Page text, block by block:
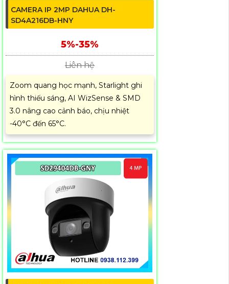
CAMERA IP 2MP DAHUA DH-
SD4A216DB-HNY
5%-35%
Liên hệ
Zoom quang học mạnh, Starlight ghi
hình thiếu sáng, AI WizSense & SMD
3.0 nâng cao cảnh báo, chịu nhiệt
-40°C đến 65°C.